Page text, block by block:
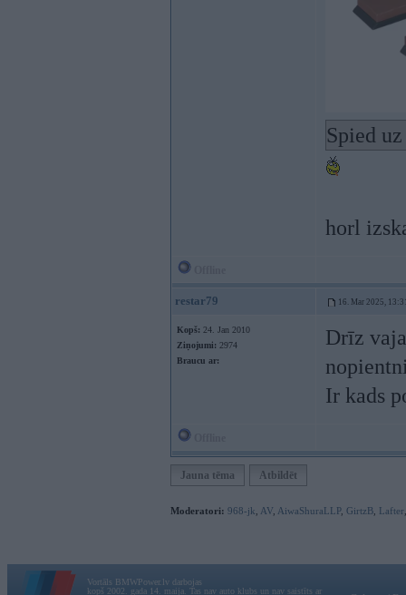
Spied
horl
restar79 16. Mar 2025,
Kopš: 24. Jan 2010
Ziņojumi: 2974
Braucu ar:
Drīz
Ir kads
Jauna tēma Atbildēt
Moderatori: 968-jk AV AiwaShuraLLP, GirtzB Lafter
Vortāls BMWPower.lv darbojas
kopš 2002. gada 14. maija. Tas nav auto klubs un nav saistīts ar